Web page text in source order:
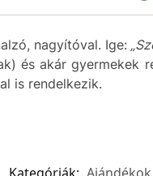
nagyítóval. Ige:
és akár gyermekek
is rendelkezik.